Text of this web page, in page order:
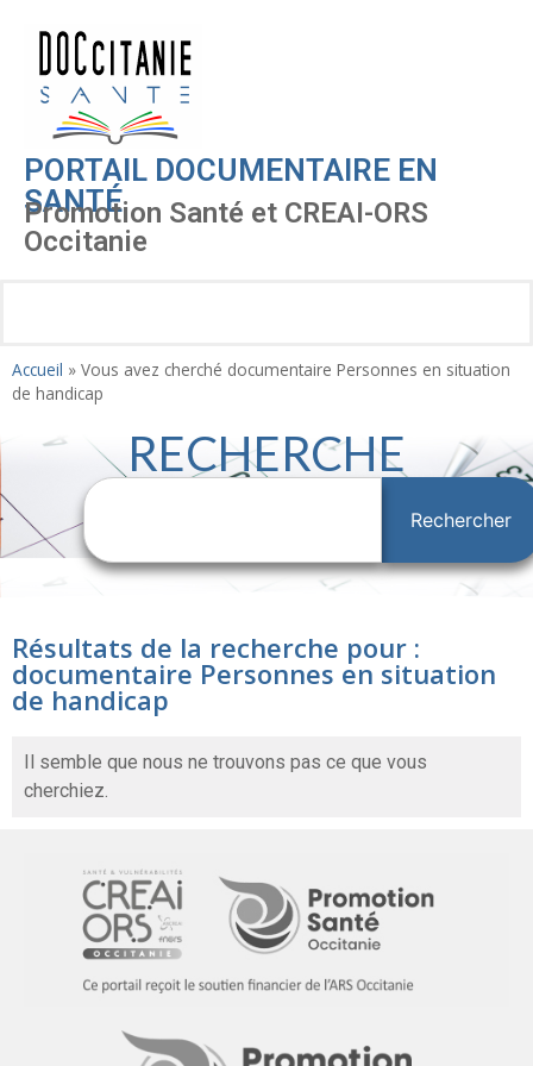
PORTAIL DOCUMENTAIRE EN
SANTÉ
Promotion Santé et CREAI-ORS
Occitanie
Accueil » Vous avez cherché documentaire Personnes en situation
de handicap
RECHERCHE
Rechercher
Résultats de la recherche pour :
documentaire Personnes en situation
de handicap
Il semble que nous ne trouvons pas ce que vous
cherchiez.